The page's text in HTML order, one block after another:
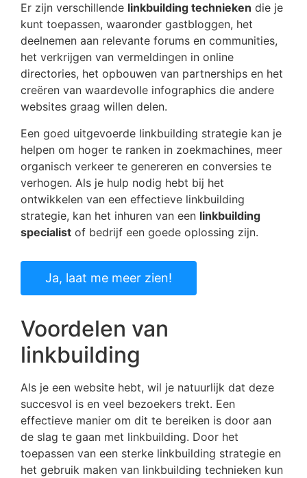
Er zijn verschillende linkbuilding technieken die je
kunt toepassen, waaronder gastbloggen, het
deelnemen aan relevante forums en communities,
het verkrijgen van vermeldingen in online
directories, het opbouwen van partnerships en het
creëren van waardevolle infographics die andere
websites graag willen delen.
Een goed uitgevoerde linkbuilding strategie kan je
helpen om hoger te ranken in zoekmachines, meer
organisch verkeer te genereren en conversies te
verhogen. Als je hulp nodig hebt bij het
ontwikkelen van een effectieve linkbuilding
strategie, kan het inhuren van een linkbuilding
specialist of bedrijf een goede oplossing zijn.
Ja, laat me meer zien!
Voordelen van
linkbuilding
Als je een website hebt, wil je natuurlijk dat deze
succesvol is en veel bezoekers trekt. Een
effectieve manier om dit te bereiken is door aan
de slag te gaan met linkbuilding. Door het
toepassen van een sterke linkbuilding strategie en
het gebruik maken van linkbuilding technieken kun